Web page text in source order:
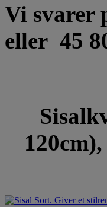
Vi svarer
eller 45